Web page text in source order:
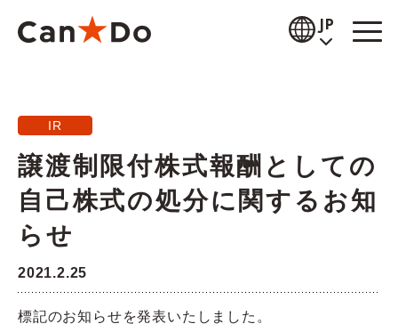
JP
お知らせ
商品情報
採用情報
IR
譲渡制限付株式報酬としての
自己株式の処分に関するお知
らせ
2021.2.25
標記のお知らせを発表いたしました。